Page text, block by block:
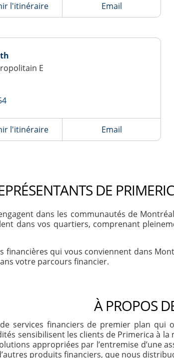
l'itinéraire Email
E
l'itinéraire Email
DE
dans les communautés de
dans vos quartiers, comprenant
financières qui vous conviennent dans
votre parcours financier.
À PROPOS
services financiers de premier plan qui
sensibilisent les clients de Primerica à
appropriées par l’entremise d’une
produits financiers, que nous